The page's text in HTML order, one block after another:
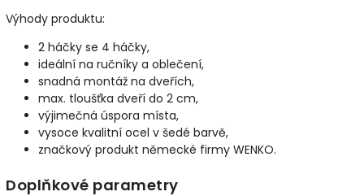
Výhody produktu:
2 háčky se 4 háčky,
ideální na ručníky a oblečení,
snadná montáž na dveřích,
max. tloušťka dveří do 2 cm,
výjimečná úspora místa,
vysoce kvalitní ocel v šedé barvě,
značkový produkt německé firmy WENKO.
Doplňkové parametry